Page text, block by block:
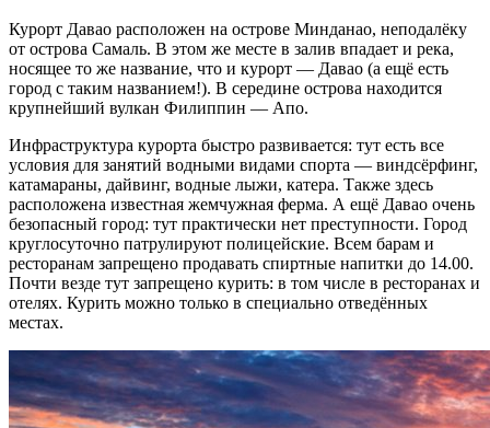
Курорт Давао расположен на острове Минданао, неподалёку
от острова Самаль. В этом же месте в залив впадает и река,
носящее то же название, что и курорт — Давао (а ещё есть
город с таким названием!). В середине острова находится
крупнейший вулкан Филиппин — Апо.
Инфраструктура курорта быстро развивается: тут есть все
условия для занятий водными видами спорта — виндсёрфинг,
катамараны, дайвинг, водные лыжи, катера. Также здесь
расположена известная жемчужная ферма. А ещё Давао очень
безопасный город: тут практически нет преступности. Город
круглосуточно патрулируют полицейские. Всем барам и
ресторанам запрещено продавать спиртные напитки до 14.00.
Почти везде тут запрещено курить: в том числе в ресторанах и
отелях. Курить можно только в специально отведённых
местах.